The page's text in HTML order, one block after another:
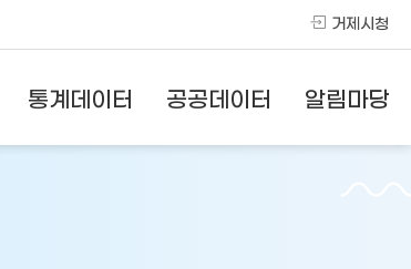
거제시청
통계데이터 공공데이터 알림마당